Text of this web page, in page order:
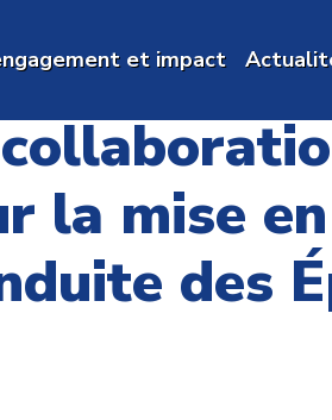
et impact
la mise
des